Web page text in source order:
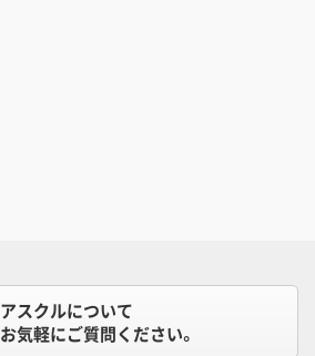
アスクルについて
お気軽にご質問ください。